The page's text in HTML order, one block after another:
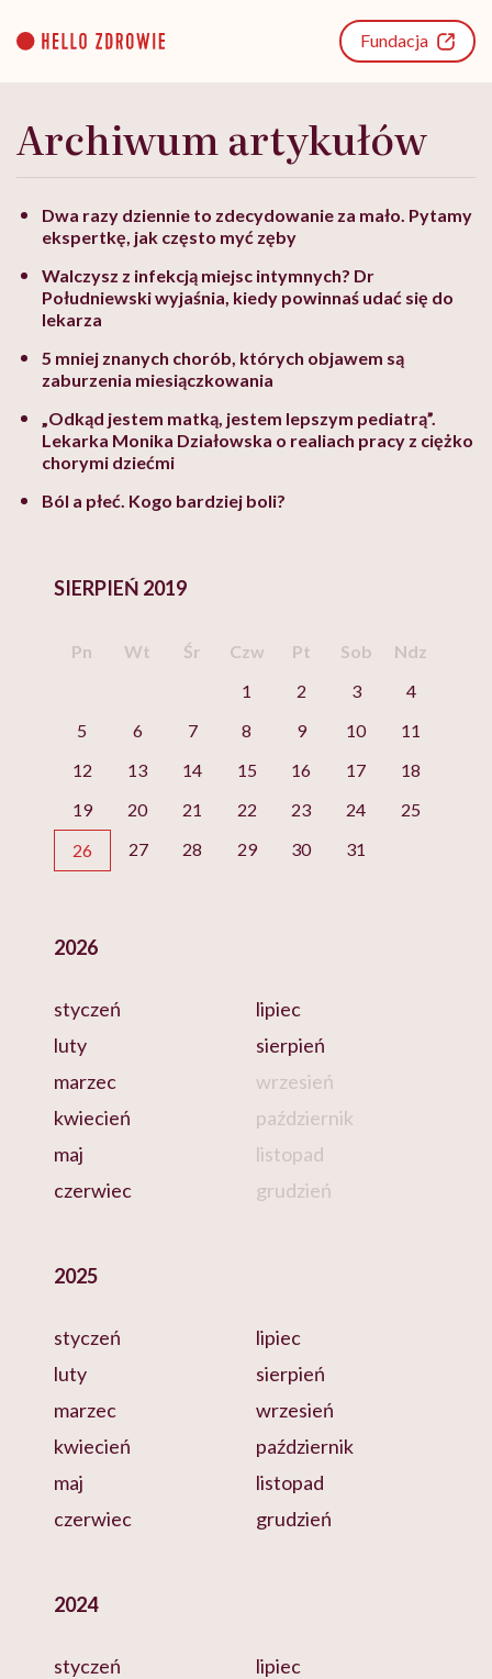
content
Fundacja
Archiwum artykułów
Dwa razy dziennie to zdecydowanie za mało. Pytamy
ekspertkę, jak często myć zęby
Walczysz z infekcją miejsc intymnych? Dr
Południewski wyjaśnia, kiedy powinnaś udać się do
lekarza
5 mniej znanych chorób, których objawem są
zaburzenia miesiączkowania
„Odkąd jestem matką, jestem lepszym pediatrą”.
Lekarka Monika Działowska o realiach pracy z ciężko
chorymi dziećmi
Ból a płeć. Kogo bardziej boli?
SIERPIEŃ 2019
Pn Wt Śr Czw Pt Sob
Ndz
1
2 3
4
5
6 7 8 9 10
11
12
13 14 15 16 17
18
19
20 21 22 23 24
25
26
27 28 29 30 31
2026
styczeń
luty
marzec
kwiecień
maj
czerwiec
lipiec
sierpień
wrzesień
październik
listopad
grudzień
2025
styczeń
luty
marzec
kwiecień
maj
czerwiec
lipiec
sierpień
wrzesień
październik
listopad
grudzień
2024
styczeń
lipiec